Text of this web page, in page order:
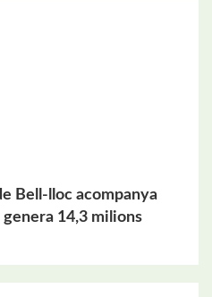
Bell-lloc acompanya
14,3 milions